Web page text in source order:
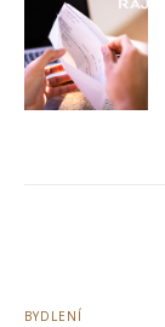
BYDLENÍ